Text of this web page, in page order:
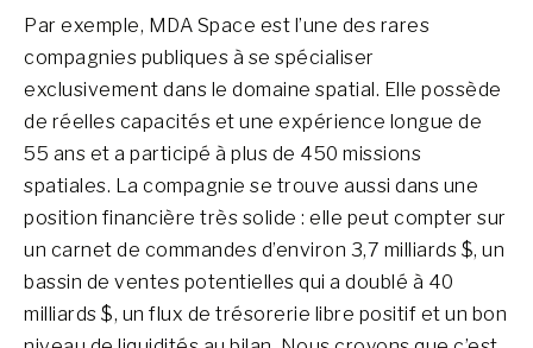
Par exemple, MDA Space est l’une des rares
compagnies publiques à se spécialiser
exclusivement dans le domaine spatial. Elle possède
de réelles capacités et une expérience longue de
55 ans et a participé à plus de 450 missions
spatiales. La compagnie se trouve aussi dans une
position financière très solide : elle peut compter sur
un carnet de commandes d’environ 3,7 milliards $, un
bassin de ventes potentielles qui a doublé à 40
milliards $, un flux de trésorerie libre positif et un bon